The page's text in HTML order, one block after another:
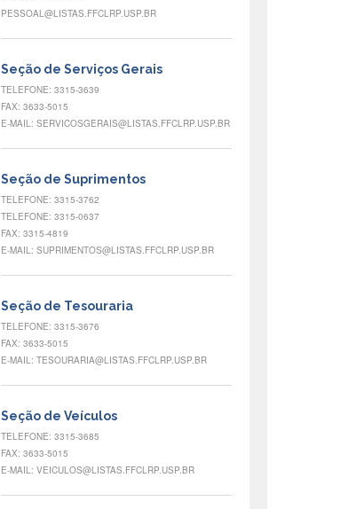
PESSOAL@LISTAS.FFCLRP.USP.BR
Seção de Serviços Gerais
TELEFONE: 3315-3639
FAX: 3633-5015
E-MAIL: SERVICOSGERAIS@LISTAS.FFCLRP.USP.BR
Seção de Suprimentos
TELEFONE: 3315-3762
TELEFONE: 3315-0637
FAX: 3315-4819
E-MAIL: SUPRIMENTOS@LISTAS.FFCLRP.USP.BR
Seção de Tesouraria
TELEFONE: 3315-3676
FAX: 3633-5015
E-MAIL: TESOURARIA@LISTAS.FFCLRP.USP.BR
Seção de Veículos
TELEFONE: 3315-3685
FAX: 3633-5015
E-MAIL: VEICULOS@LISTAS.FFCLRP.USP.BR